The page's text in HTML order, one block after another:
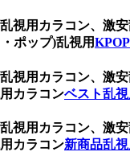
視用カラコン、
ポップ)乱視用
視用カラコン、
カラコンベスト乱
視用カラコン、
カラコン新商品乱